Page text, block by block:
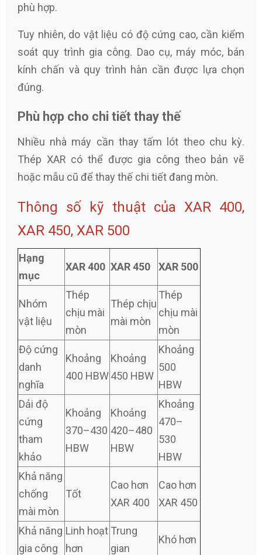
phù hợp.
Tuy nhiên, do vật liệu có độ cứng cao, cần kiểm
soát quy trình gia công. Dao cụ, máy móc, bán
kính chấn và quy trình hàn cần được lựa chọn
đúng.
Phù hợp cho chi tiết thay thế
Nhiều nhà máy cần thay tấm lót theo chu kỳ.
Thép XAR có thể được gia công theo bản vẽ
hoặc mẫu cũ để thay thế chi tiết đang mòn.
Thông số kỹ thuật của XAR 400,
XAR 450, XAR 500
Hạng
mục
XAR 400 XAR 450 XAR 500
Nhóm
vật liệu
Thép
chịu mài
mòn
Thép chịu
mài mòn
Thép
chịu mài
mòn
Độ cứng
danh
nghĩa
Khoảng
400 HBW
Khoảng
450 HBW
Khoảng
500
HBW
Dải độ
cứng
tham
khảo
Khoảng
370–430
HBW
Khoảng
420–480
HBW
Khoảng
470–
530
HBW
Khả năng
chống
mài mòn
Tốt
Cao hơn
XAR 400
Cao hơn
XAR 450
Khả năng
gia công
Linh hoạt
hơn
Trung
gian
Khó hơn